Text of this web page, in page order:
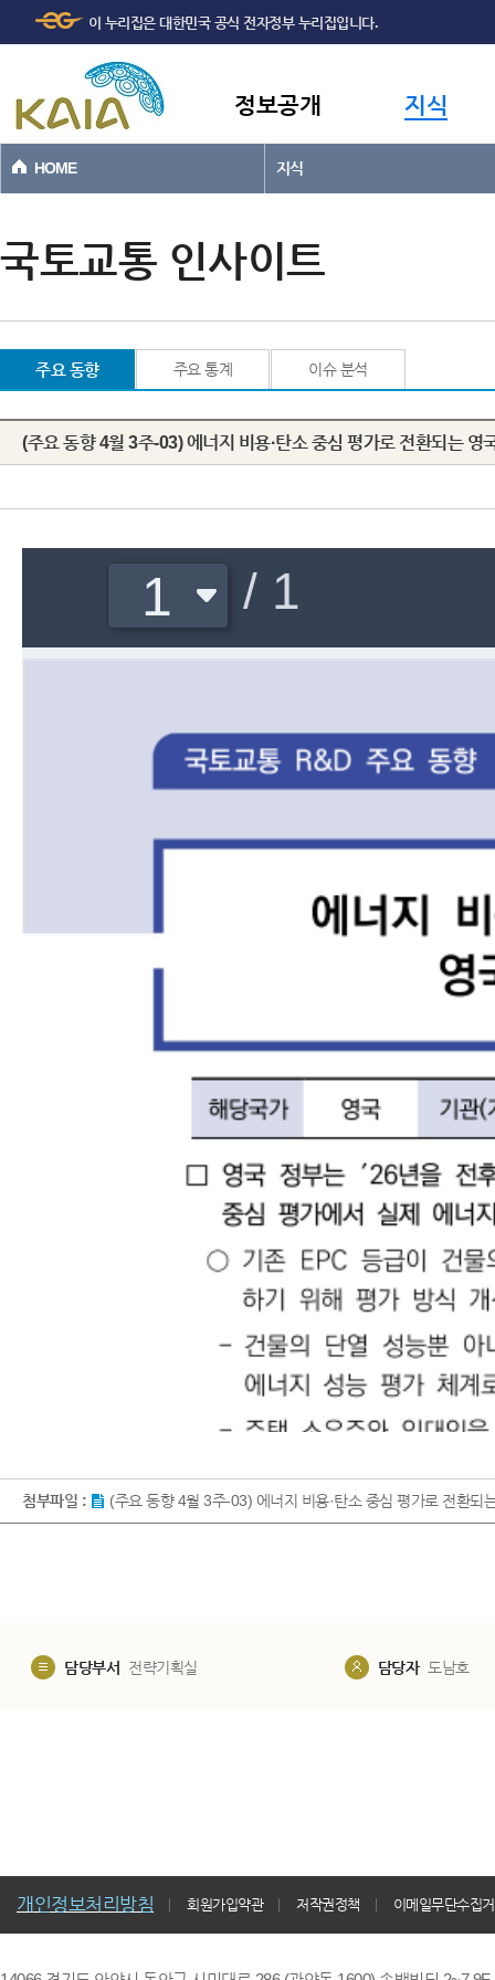
본문바로가기
이 누리집은 대한민국 공식 전자정부 누리집입니다.
정보공개 지식
HOME 지식
국토교통 인사이트
주요 동향 주요 통계 이슈 분석
(주요 동향 4월 3주-03) 에너지 비용·탄소 중심 평가로 전환되는 영
첨부파일 : (주요 동향 4월 3주-03) 에너지 비용·탄소 중심 평가로 전환되
담당부서 전략기획실 담당자 도남호
개인정보처리방침 회원가입약관 저작권정책 이메일무단수집